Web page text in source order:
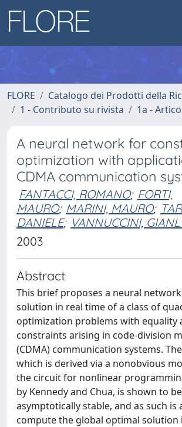
FLORE
Catalogo dei Prodotti della
1 - Contributo su rivista
1a -
A neural network for
optimization with
CDMA communication
FANTACCI, ROMANO; FORTI,
MAURO; MARINI, MAURO;
DANIELE; VANNUCCINI,
2003
Abstract
This brief proposes a neural
solution in real time of a class of
optimization problems with equality
constraints arising in code-division
(CDMA) communication systems.
which is derived via a nonobvious
the circuit for nonlinear
by Kennedy and Chua, is shown to
asymptotically stable, and as such is
compute the global optimal solution